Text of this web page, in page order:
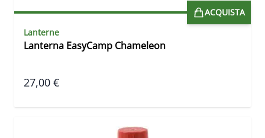
ACQUISTA
Lanterne
Lanterna EasyCamp Chameleon
27,00 €